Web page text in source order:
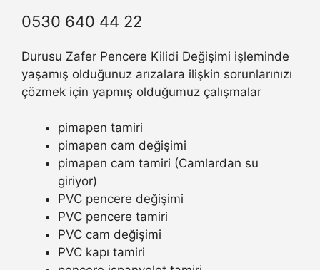
0530 640 44 22
Durusu Zafer Pencere Kilidi Değişimi işleminde
yaşamış olduğunuz arızalara ilişkin sorunlarınızı
çözmek için yapmış olduğumuz çalışmalar
pimapen tamiri
pimapen cam değişimi
pimapen cam tamiri (Camlardan su
giriyor)
PVC pencere değişimi
PVC pencere tamiri
PVC cam değişimi
PVC kapı tamiri